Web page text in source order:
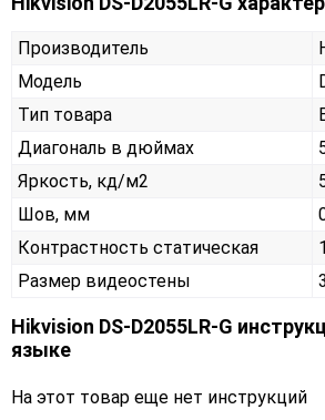
Производитель
Модель
Тип товара
Диагональ в дюймах
Яркость, кд/м2
Шов, мм
Контрастность статическая
Размер видеостены
Hikvision DS-D2055LR-G
языке
На этот товар еще нет инструкций